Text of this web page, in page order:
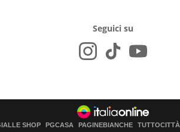
Seguici su
SHOP PGCASA PAGINEBIANCHE TUTTOCITTÀ